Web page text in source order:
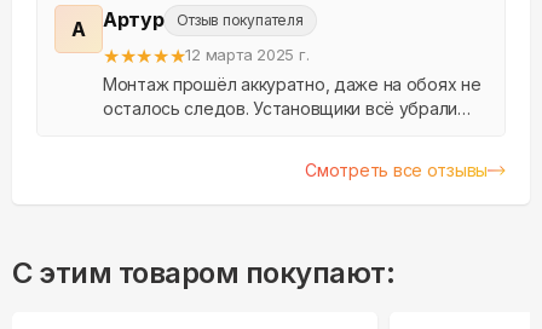
А Артур Отзыв покупателя
★★★★★12 марта 2025 г.
Монтаж прошёл аккуратно, даже на обоях не
осталось следов. Установщики всё убрали
Смотреть все отзывы
С этим товаром покупают: